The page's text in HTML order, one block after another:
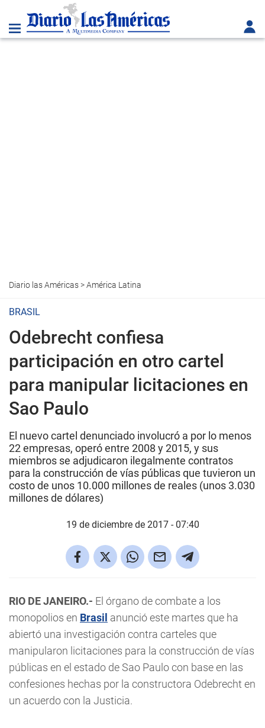
Diario las Américas>América Latina
BRASIL
Odebrecht confiesa
participación en otro cartel
para manipular licitaciones en
Sao Paulo
El nuevo cartel denunciado involucró a por lo menos
22 empresas, operó entre 2008 y 2015, y sus
miembros se adjudicaron ilegalmente contratos
para la construcción de vías públicas que tuvieron un
costo de unos 10.000 millones de reales (unos 3.030
millones de dólares)
19 de diciembre de 2017 - 07:40
RIO DE JANEIRO.- El órgano de combate a los
monopolios en Brasil anunció este martes que ha
abiertó una investigación contra carteles que
manipularon licitaciones para la construcción de vías
públicas en el estado de Sao Paulo con base en las
confesiones hechas por la constructora Odebrecht en
un acuerdo con la Justicia.